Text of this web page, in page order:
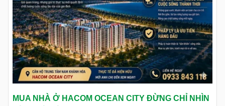
MUA NHÀ Ở HACOM OCEAN CITY ĐỪNG CHỈ NHÌN